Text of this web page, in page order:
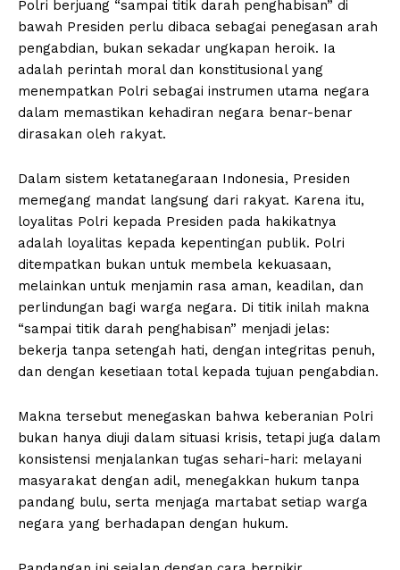
Polri berjuang “sampai titik darah penghabisan” di
bawah Presiden perlu dibaca sebagai penegasan arah
pengabdian, bukan sekadar ungkapan heroik. Ia
adalah perintah moral dan konstitusional yang
menempatkan Polri sebagai instrumen utama negara
dalam memastikan kehadiran negara benar-benar
dirasakan oleh rakyat.
Dalam sistem ketatanegaraan Indonesia, Presiden
memegang mandat langsung dari rakyat. Karena itu,
loyalitas Polri kepada Presiden pada hakikatnya
adalah loyalitas kepada kepentingan publik. Polri
ditempatkan bukan untuk membela kekuasaan,
melainkan untuk menjamin rasa aman, keadilan, dan
perlindungan bagi warga negara. Di titik inilah makna
“sampai titik darah penghabisan” menjadi jelas:
bekerja tanpa setengah hati, dengan integritas penuh,
dan dengan kesetiaan total kepada tujuan pengabdian.
Makna tersebut menegaskan bahwa keberanian Polri
bukan hanya diuji dalam situasi krisis, tetapi juga dalam
konsistensi menjalankan tugas sehari-hari: melayani
masyarakat dengan adil, menegakkan hukum tanpa
pandang bulu, serta menjaga martabat setiap warga
negara yang berhadapan dengan hukum.